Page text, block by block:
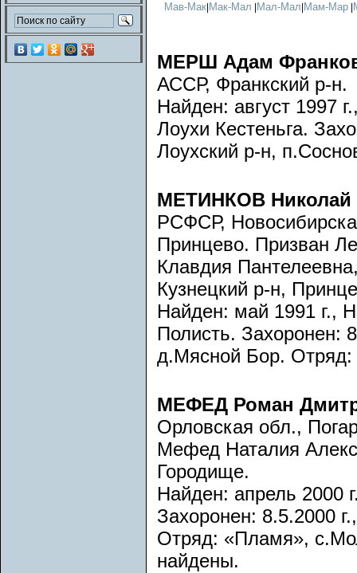
Мав-Мак| Мак-Мал Мал-Мал Мам-Мар|
МЕРШ Адам
АССР, Франкский р-н.
Найден: август 1997
Лоухи Кестеньга.
Лоухский р-н,
МЕТИНКОВ Николай
РСФСР,
Принцево. Призван
Клавдия
Кузнецкий р-н,
Найден: май 1991 г.,
Полисть. Захоронен:
д.Мясной Бор.
МЕФЕД Роман
Орловская обл.,
Мефед Наталия
Городище.
Найден: апрель 2000
Захоронен: 8.5.2000
Отряд: «Пламя»,
найдены.